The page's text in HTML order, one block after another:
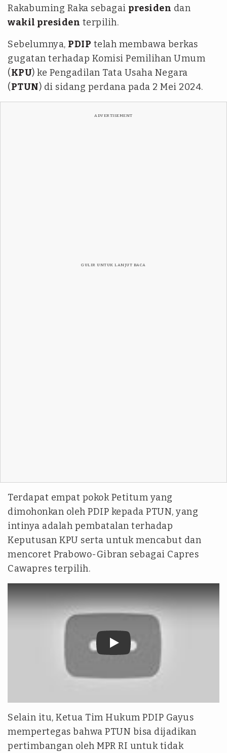
Rakabuming Raka sebagai presiden dan
wakil presiden terpilih.
Sebelumnya, PDIP telah membawa berkas
gugatan terhadap Komisi Pemilihan Umum
(KPU) ke Pengadilan Tata Usaha Negara
(PTUN) di sidang perdana pada 2 Mei 2024.
ADVERTISEMENT
GULIR UNTUK LANJUT BACA
Terdapat empat pokok Petitum yang
dimohonkan oleh PDIP kepada PTUN, yang
intinya adalah pembatalan terhadap
Keputusan KPU serta untuk mencabut dan
mencoret Prabowo-Gibran sebagai Capres
Cawapres terpilih.
tvonenews
Selain itu, Ketua Tim Hukum PDIP Gayus
mempertegas bahwa PTUN bisa dijadikan
pertimbangan oleh MPR RI untuk tidak